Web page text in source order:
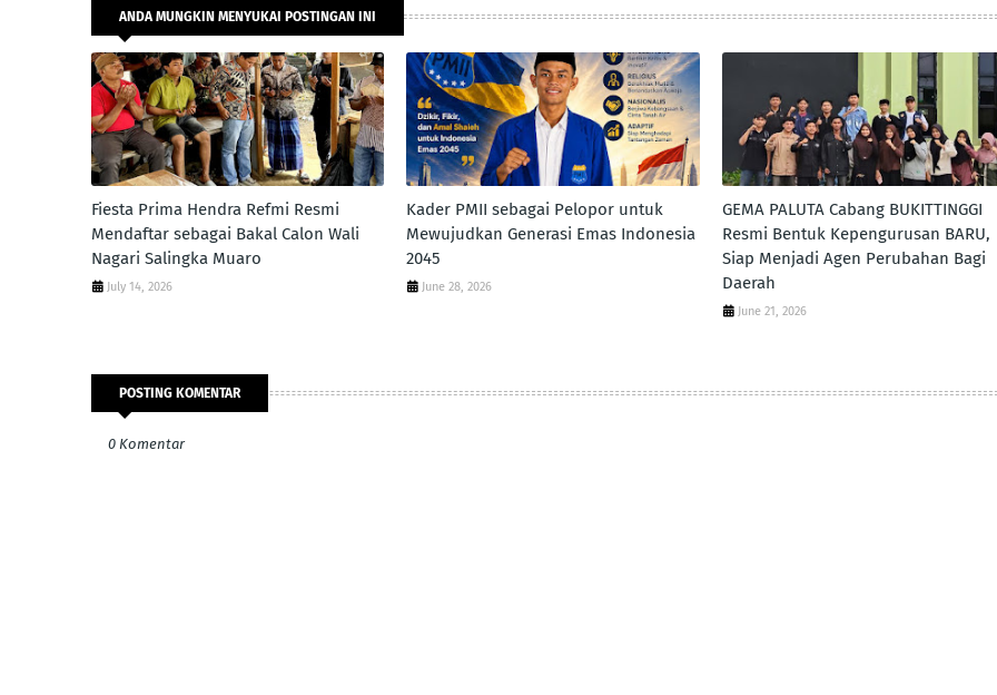
ANDA MUNGKIN MENYUKAI POSTINGAN INI
Fiesta Prima Hendra Refmi Resmi
Mendaftar sebagai Bakal Calon Wali
Nagari Salingka Muaro
July 14, 2026
Kader PMII sebagai Pelopor untuk
Mewujudkan Generasi Emas Indonesia
2045
June 28, 2026
GEMA PALUTA Cabang BUKITTINGGI
Resmi Bentuk Kepengurusan BARU,
Siap Menjadi Agen Perubahan Bagi
Daerah
June 21, 2026
POSTING KOMENTAR
0 Komentar